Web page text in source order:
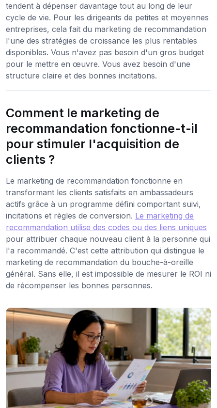
tendent à dépenser davantage tout au long de leur
cycle de vie. Pour les dirigeants de petites et moyennes
entreprises, cela fait du marketing de recommandation
l'une des stratégies de croissance les plus rentables
disponibles. Vous n'avez pas besoin d'un gros budget
pour le mettre en œuvre. Vous avez besoin d'une
structure claire et des bonnes incitations.
Comment le marketing de
recommandation fonctionne-t-il
pour stimuler l'acquisition de
clients ?
Le marketing de recommandation fonctionne en
transformant les clients satisfaits en ambassadeurs
actifs grâce à un programme défini comportant suivi,
incitations et règles de conversion. Le marketing de
recommandation utilise des codes ou des liens uniques
pour attribuer chaque nouveau client à la personne qui
l'a recommandé. C'est cette attribution qui distingue le
marketing de recommandation du bouche-à-oreille
général. Sans elle, il est impossible de mesurer le ROI ni
de récompenser les bonnes personnes.